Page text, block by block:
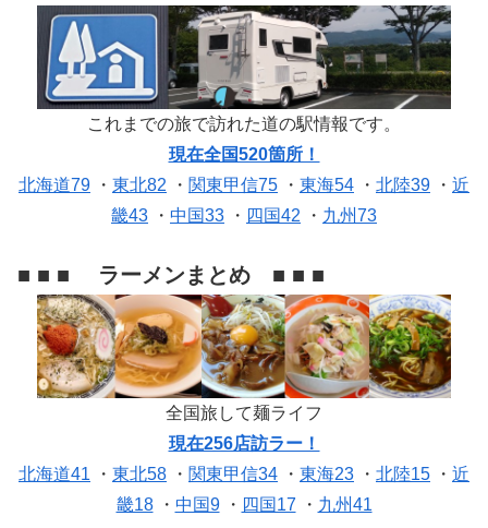
これまでの旅で訪れた道の駅情報です。
現在全国520箇所！
北海道79 ・ 東北82 ・ 関東甲信75 ・ 東海54 ・ 北陸39 ・ 近
畿43 ・ 中国33 ・ 四国42 ・ 九州73
■ ■ ■ ラーメンまとめ ■ ■ ■
全国旅して麺ライフ
現在256店訪ラー！
北海道41 ・ 東北58 ・ 関東甲信34 ・ 東海23 ・ 北陸15 ・ 近
畿18・ 中国9・ 四国17 ・ 九州41